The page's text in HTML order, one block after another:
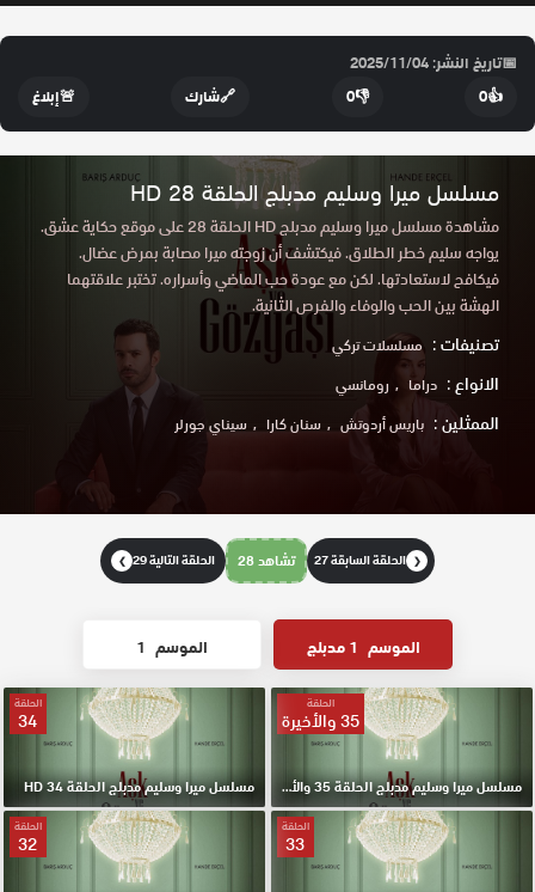
📅تاريخ النشر: 2025/11/04
👍
0
👎
0
🔗شارك 🚨إبلاغ
مسلسل ميرا وسليم مدبلج الحلقة 28 HD
مشاهدة مسلسل ميرا وسليم مدبلج HD الحلقة 28 على موقع حكاية عشق.
يواجه سليم خطر الطلاق. فيكتشف أن زوجته ميرا مصابة بمرض عضال.
فيكافح لاستعادتها. لكن مع عودة حب الماضي وأسراره. تختبر علاقتهما
الهشة بين الحب والوفاء والفرص الثانية.
تصنيفات : مسلسلات تركي
الانواع : دراما رومانسي
الممثلين : باريس أردوتش سنان كارا سيناي جورلر
❮ الحلقة السابقة 27 تشاهد 28 الحلقة التالية 29 ❯
الموسم 1 مدبلج الموسم 1
الحلقة
35 والأخيرة
مسلسل ميرا وسليم مدبلج الحلقة 35 والأخيرة HD
الحلقة
34
مسلسل ميرا وسليم مدبلج الحلقة 34 HD
الحلقة
33
الحلقة
32